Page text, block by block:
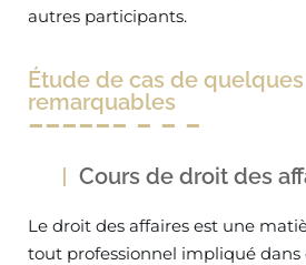
autres participants.
Étude de cas de
remarquables
Cours de droit des
Le droit des affaires est une
tout professionnel impliqué dans